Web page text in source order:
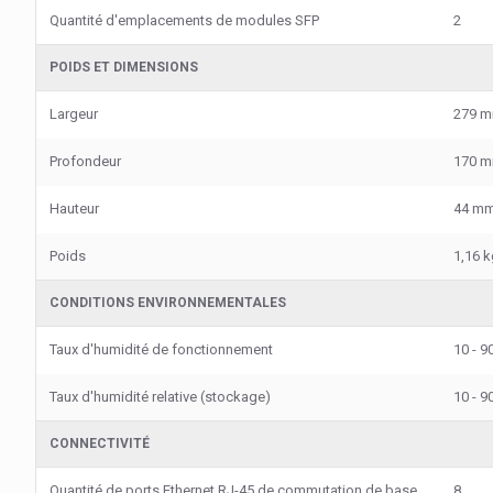
Quantité d'emplacements de modules SFP 2
POIDS ET DIMENSIONS
Largeur 279
Profondeur 170
Hauteur 44
Poids 1,16
CONDITIONS ENVIRONNEMENTALES
Taux d'humidité de fonctionnement 10 -
Taux d'humidité relative (stockage) 10 -
CONNECTIVITÉ